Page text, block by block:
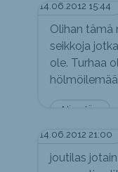
14.06.2012 15:44
Nimetön
Olihan tämä
seikkoja
ole. Turhaa
14.06.2012 21:00
joutilas